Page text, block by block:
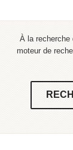
À la recherche
moteur de